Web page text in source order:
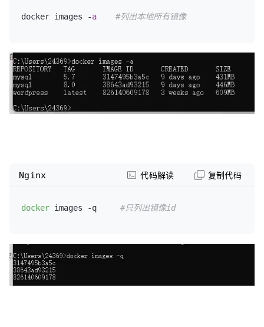
docker images -a #列出本地所有镜像
docker images -q #只列出镜像id
Nginx 代码解读 复制代码